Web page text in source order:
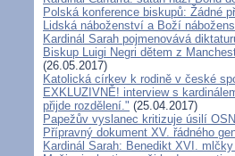
Polská konference biskupů: Žádné
Lidská náboženství a Boží
Kardinál Sarah pojmenovává
Biskup Luigi Negri dětem z
(26.05.2017)
Katolická církev k rodině v české
EXKLUZIVNĚ! interview s
přijde rozdělení." (25.04.2017)
Papežův vyslanec kritizuje úsilí
Přípravný dokument XV. řádného
Kardinál Sarah: Benedikt XVI.